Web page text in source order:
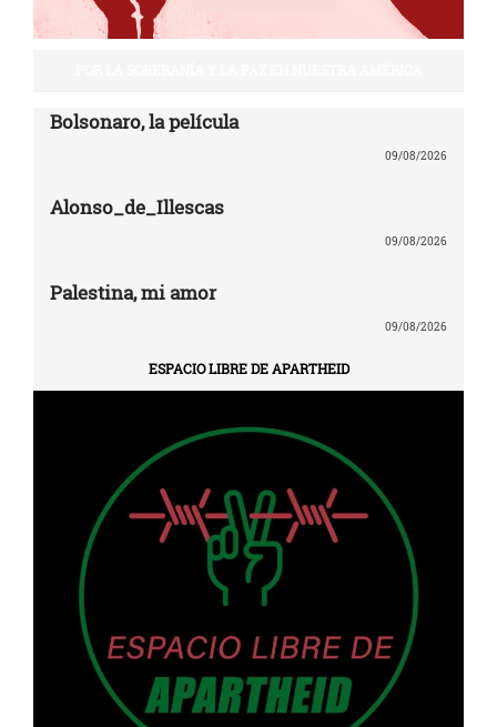
Bolsonaro, la película
09/08/2026
Alonso_de_Illescas
09/08/2026
Palestina, mi amor
09/08/2026
ESPACIO LIBRE DE APARTHEID